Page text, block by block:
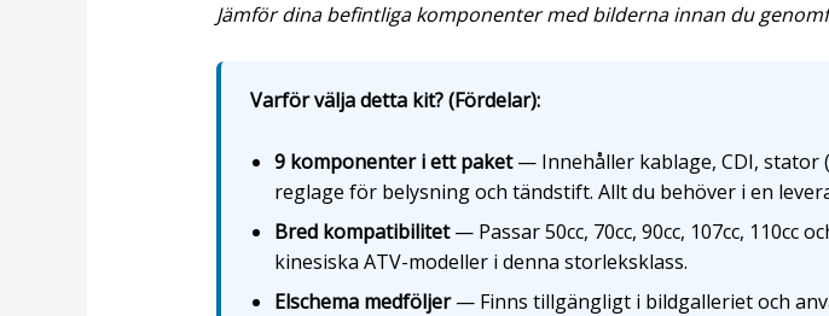
Jämför dina befintliga komponenter med bilderna innan du
Varför välja detta kit? (Fördelar):
9 komponenter i ett paket— Innehåller kablage, CDI, stator
reglage för belysning och tändstift. Allt du behöver i en
Bred kompatibilitet— Passar 50cc, 70cc, 90cc, 107cc, 110cc
kinesiska ATV-modeller i denna storleksklass.
Elschema medföljer— Finns tillgängligt i bildgalleriet och